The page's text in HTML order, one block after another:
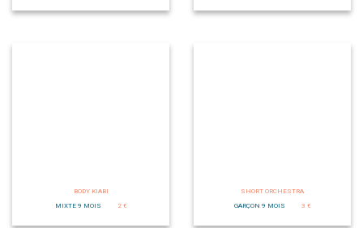
BODY KIABI
MIXTE 9 MOIS
2 €
SHORT ORCHESTRA
GARÇON 9 MOIS
3 €